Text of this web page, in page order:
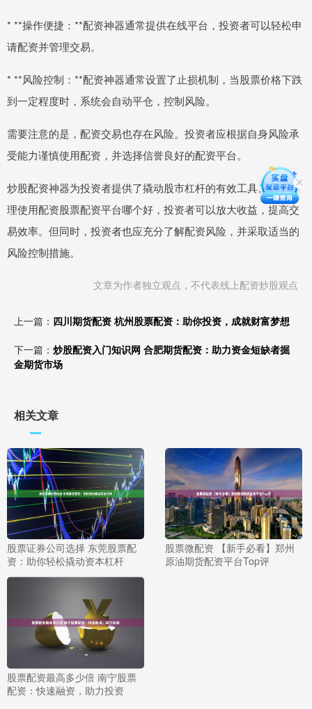
* **操作便捷：**配资神器通常提供在线平台，投资者可以轻松申
请配资并管理交易。
* **风险控制：**配资神器通常设置了止损机制，当股票价格下跌
到一定程度时，系统会自动平仓，控制风险。
需要注意的是，配资交易也存在风险。投资者应根据自身风险承
受能力谨慎使用配资，并选择信誉良好的配资平台。
炒股配资神器为投资者提供了撬动股市杠杆的有效工具。通过合
理使用配资股票配资平台哪个好，投资者可以放大收益，提高交
易效率。但同时，投资者也应充分了解配资风险，并采取适当的
风险控制措施。
文章为作者独立观点，不代表线上配资炒股观点
上一篇： 四川期货配资 杭州股票配资：助你投资，成就财富梦想
下一篇： 炒股配资入门知识网 合肥期货配资：助力资金短缺者掘
金期货市场
相关文章
股票证券公司选择 东莞股票配
资：助你轻松撬动资本杠杆
股票微配资 【新手必看】郑州
原油期货配资平台Top评
股票配资最高多少倍 南宁股票
配资：快速融资，助力投资